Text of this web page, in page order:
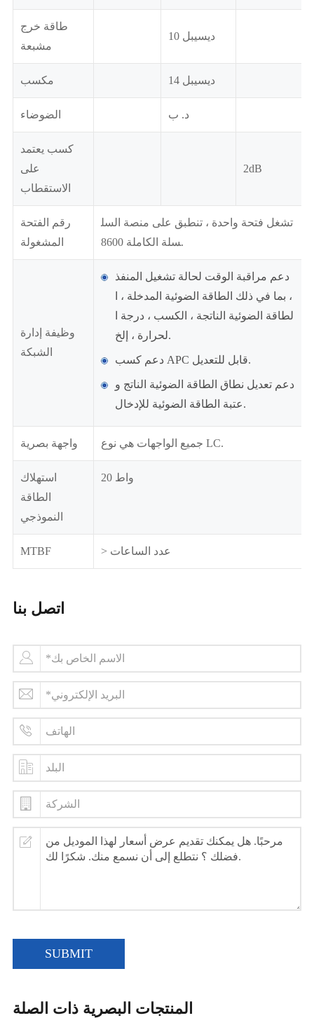
طاقة خرج
مشبعة
10 ديسيبل
مكسب 14 ديسيبل
الضوضاء د. ب
كسب يعتمد
على
الاستقطاب
2dB
رقم الفتحة
المشغولة
تشغل فتحة واحدة ، تنطبق على منصة السل
سلة الكاملة 8600.
وظيفة إدارة
الشبكة
دعم مراقبة الوقت لحالة تشغيل المنفذ
، بما في ذلك الطاقة الضوئية المدخلة ، ا
لطاقة الضوئية الناتجة ، الكسب ، درجة ا
لحرارة ، إلخ.
دعم كسب APC قابل للتعديل.
دعم تعديل نطاق الطاقة الضوئية الناتج و
عتبة الطاقة الضوئية للإدخال.
واجهة بصرية جميع الواجهات هي نوع LC.
استهلاك
الطاقة
النموذجي
20 واط
MTBF > عدد الساعات
اتصل بنا
SUBMIT
المنتجات البصرية ذات الصلة